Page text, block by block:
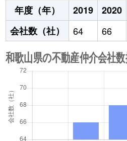
年度（年）
2019 2020
会社数（社）
64 66